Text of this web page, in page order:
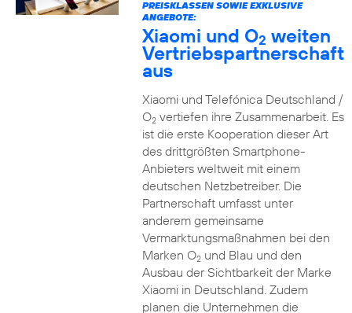
PREISKLASSEN SOWIE EXKLUSIVE
ANGEBOTE:
Xiaomi und O2 weiten
Vertriebspartnerschaft
aus
Xiaomi und Telefónica Deutschland /
O2vertiefen ihre Zusammenarbeit. Es
ist die erste Kooperation dieser Art
des drittgrößten Smartphone-
Anbieters weltweit mit einem
deutschen Netzbetreiber. Die
Partnerschaft umfasst unter
anderem gemeinsame
Vermarktungsmaßnahmen bei den
Marken O2und Blau und den
Ausbau der Sichtbarkeit der Marke
Xiaomi in Deutschland. Zudem
planen die Unternehmen die